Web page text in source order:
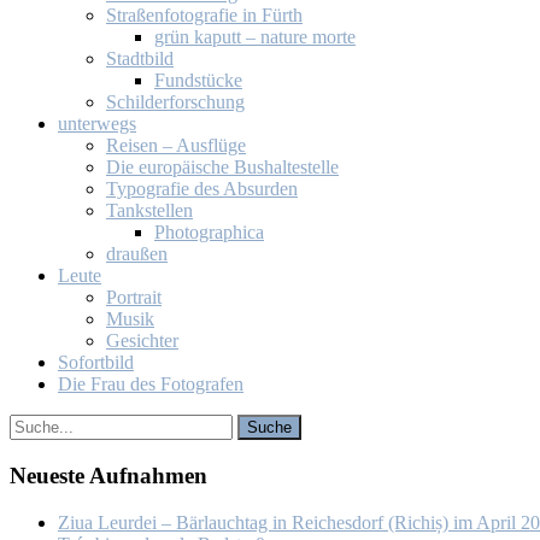
Stra­ßen­fo­to­gra­fie in Fürth
grün ka­putt – na­tu­re mor­te
Stadt­bild
Fund­stü­cke
Schil­der­for­schung
un­ter­wegs
Rei­sen – Aus­flü­ge
Die eu­ro­päi­sche Bus­hal­te­stel­le
Ty­po­gra­fie des Ab­sur­den
Tank­stel­len
Pho­to­gra­phi­ca
drau­ßen
Leu­te
Por­trait
Mu­sik
Ge­sich­ter
So­fort­bild
Die Frau des Fo­to­gra­fen
Neu­es­te Auf­nah­men
Ziua Leur­dei – Bär­lauch­tag in Rei­ches­dorf (Ri­chiș) im April